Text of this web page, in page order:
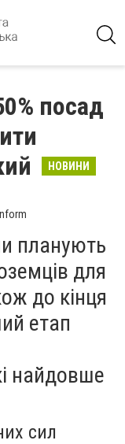
посад
НОВИНИ
планують
для
до кінця
етап
найдовше
сил